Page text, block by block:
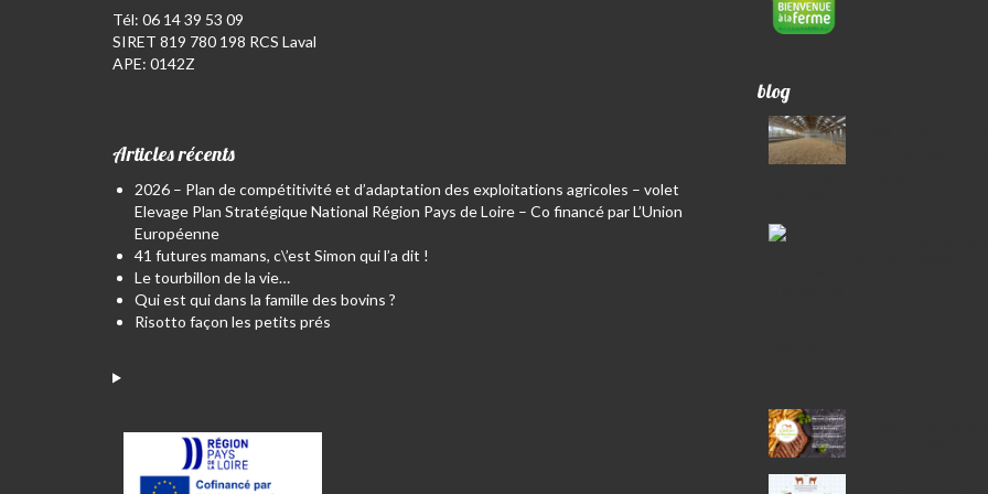
Tél: 06 14 39 53 09
SIRET 819 780 198 RCS Laval
APE: 0142Z
Articles récents
2026 – Plan de compétitivité et d’adaptation des exploitations agricoles – volet
Elevage Plan Stratégique National Région Pays de Loire – Co financé par L’Union
Européenne
41 futures mamans, c\’est Simon qui l’a dit !
Le tourbillon de la vie…
Qui est qui dans la famille des bovins ?
Risotto façon les petits prés
blog